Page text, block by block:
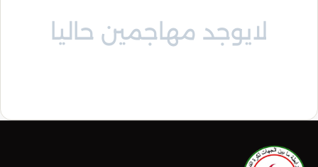
لايوجد مهاجمين حاليا